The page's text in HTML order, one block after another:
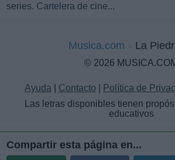
series. Cartelera de cine...
Musica.com La
© 2026
Ayuda Contacto
Política de
Las letras disponibles tienen
educativos
Compartir esta página en...